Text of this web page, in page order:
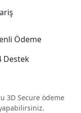
Ödeme
Destek
3D Secure ödeme